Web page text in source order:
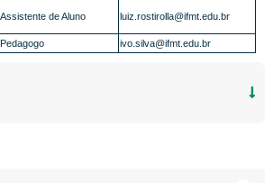
Assistente de Aluno luiz.rostirolla@ifmt.edu.br
Pedagogo ivo.silva@ifmt.edu.br